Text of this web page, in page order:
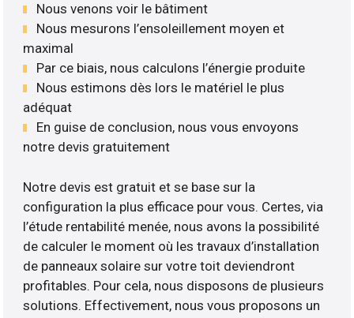
Nous venons voir le bâtiment
Nous mesurons l’ensoleillement moyen et
maximal
Par ce biais, nous calculons l’énergie produite
Nous estimons dès lors le matériel le plus
adéquat
En guise de conclusion, nous vous envoyons
notre devis gratuitement
Notre devis est gratuit et se base sur la
configuration la plus efficace pour vous. Certes, via
l’étude rentabilité menée, nous avons la possibilité
de calculer le moment où les travaux d’installation
de panneaux solaire sur votre toit deviendront
profitables. Pour cela, nous disposons de plusieurs
solutions. Effectivement, nous vous proposons un